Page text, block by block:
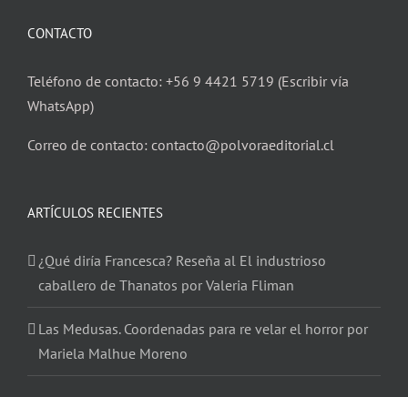
CONTACTO
Teléfono de contacto: +56 9 4421 5719 (Escribir vía
WhatsApp)
Correo de contacto: contacto@polvoraeditorial.cl
ARTÍCULOS RECIENTES
¿Qué diría Francesca? Reseña al El industrioso
caballero de Thanatos por Valeria Fliman
Las Medusas. Coordenadas para re velar el horror por
Mariela Malhue Moreno